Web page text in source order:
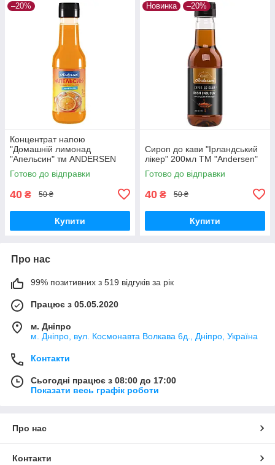
–20%
Концентрат напою
"Домашній лимонад
"Апельсин" тм ANDERSEN
200 мл
Готово до відправки
40 ₴ 50 ₴
Купити
Новинка –20%
Сироп до кави "Ірландський
лікер" 200мл ТМ "Andersen"
Готово до відправки
40 ₴ 50 ₴
Купити
Про нас
99% позитивних з 519 відгуків за рік
Працює з 05.05.2020
м. Дніпро
м. Дніпро, вул. Космонавта Волкава 6д., Дніпро, Україна
Контакти
Сьогодні працює з 08:00 до 17:00
Показати весь графік роботи
Про нас
Контакти